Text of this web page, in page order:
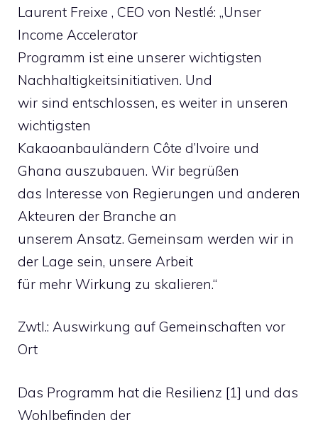
Laurent Freixe , CEO von Nestlé: „Unser
Income Accelerator
Programm ist eine unserer wichtigsten
Nachhaltigkeitsinitiativen. Und
wir sind entschlossen, es weiter in unseren
wichtigsten
Kakaoanbauländern Côte d’Ivoire und
Ghana auszubauen. Wir begrüßen
das Interesse von Regierungen und anderen
Akteuren der Branche an
unserem Ansatz. Gemeinsam werden wir in
der Lage sein, unsere Arbeit
für mehr Wirkung zu skalieren.“
Zwtl.: Auswirkung auf Gemeinschaften vor
Ort
Das Programm hat die Resilienz [1] und das
Wohlbefinden der